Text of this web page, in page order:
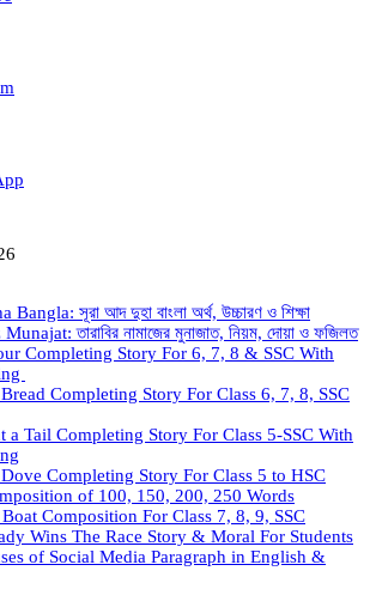
সূরা আদ দুহা বাংলা অর্থ, উচ্চারণ ও শিক্ষা
তারাবির নামাজের মুনাজাত, নিয়ম, দোয়া ও ফজিলত
Completing Story For 6, 7, 8 & SSC With
Completing Story For Class 6, 7, 8, SSC
a Tail Completing Story For Class 5-SSC With
Completing Story For Class 5 to HSC
of 100, 150, 200, 250 Words
Composition For Class 7, 8, 9, SSC
Wins The Race Story & Moral For Students
of Social Media Paragraph in English &